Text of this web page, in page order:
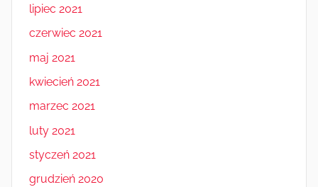
lipiec 2021
czerwiec 2021
maj 2021
kwiecień 2021
marzec 2021
luty 2021
styczeń 2021
grudzień 2020